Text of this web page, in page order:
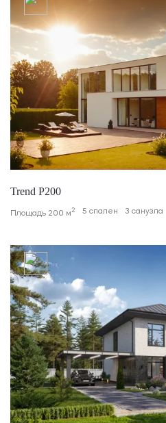
Trend P200
Площадь 200 м2 5 спален 3 санузла